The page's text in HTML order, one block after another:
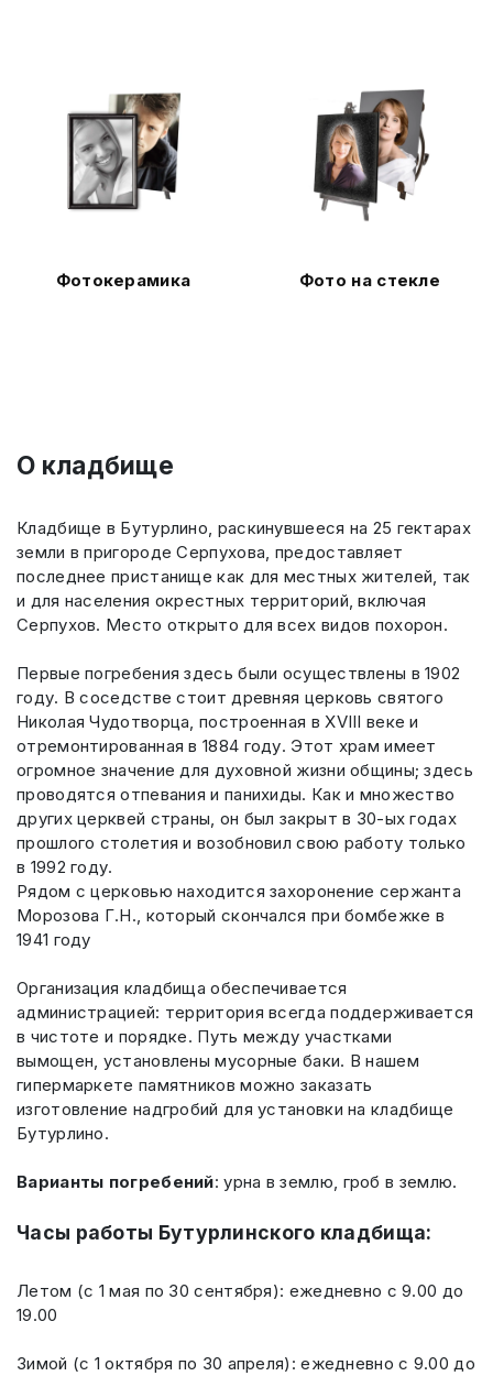
Фотокерамика Фото на стекле
О кладбище
Кладбище в Бутурлино, раскинувшееся на 25 гектарах
земли в пригороде Серпухова, предоставляет
последнее пристанище как для местных жителей, так
и для населения окрестных территорий, включая
Серпухов. Место открыто для всех видов похорон.
Первые погребения здесь были осуществлены в 1902
году. В соседстве стоит древняя церковь святого
Николая Чудотворца, построенная в XVIII веке и
отремонтированная в 1884 году. Этот храм имеет
огромное значение для духовной жизни общины; здесь
проводятся отпевания и панихиды. Как и множество
других церквей страны, он был закрыт в 30-ых годах
прошлого столетия и возобновил свою работу только
в 1992 году.
Рядом с церковью находится захоронение сержанта
Морозова Г.Н., который скончался при бомбежке в
1941 году
Организация кладбища обеспечивается
администрацией: территория всегда поддерживается
в чистоте и порядке. Путь между участками
вымощен, установлены мусорные баки. В нашем
гипермаркете памятников можно заказать
изготовление надгробий для установки на кладбище
Бутурлино.
Варианты погребений: урна в землю, гроб в землю.
Часы работы Бутурлинского кладбища:
Летом (с 1 мая по 30 сентября): ежедневно с 9.00 до
19.00
Зимой (с 1 октября по 30 апреля): ежедневно с 9.00 до